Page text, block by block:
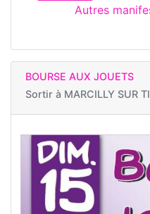
Autres
BOURSE AUX JOUETS
Sortir à MARCILLY SUR